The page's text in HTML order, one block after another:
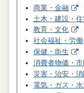
商業・金融
土木・建設・
教育・文化
社会福祉・労働
保健・衛生
消費者物価・
災害・治安・
電気・ガス・水